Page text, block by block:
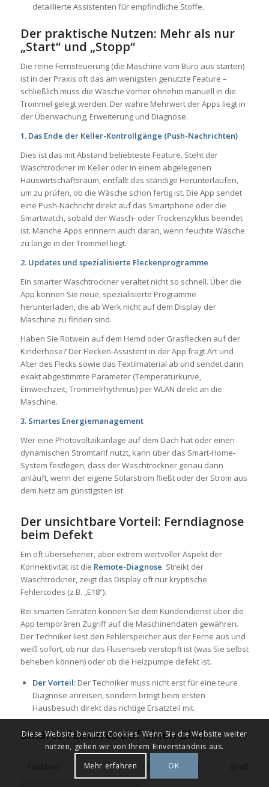
detaillierte Assistenten für empfindliche Stoffe.
Der praktische Nutzen: Mehr als nur
„Start“ und „Stopp“
Die reine Fernsteuerung (die Maschine vom Büro aus starten)
ist in der Praxis oft das am wenigsten genutzte Feature –
schließlich muss die Wäsche vorher ohnehin manuell in die
Trommel gelegt werden. Der wahre Mehrwert der Apps liegt in
der Überwachung, Erweiterung und Diagnose.
1. Das Ende der Keller-Kontrollgänge (Push-Nachrichten)
Dies ist das mit Abstand beliebteste Feature. Steht der
Waschtrockner im Keller oder in einem abgelegenen
Hauswirtschaftsraum, entfällt das ständige Herunterlaufen,
um zu prüfen, ob die Wäsche schon fertig ist. Die App sendet
eine Push-Nachricht direkt auf das Smartphone oder die
Smartwatch, sobald der Wasch- oder Trockenzyklus beendet
ist. Manche Apps erinnern auch daran, wenn feuchte Wäsche
zu lange in der Trommel liegt.
2. Updates und spezialisierte Fleckenprogramme
Ein smarter Waschtrockner veraltet nicht so schnell. Über die
App können Sie neue, spezialisierte Programme
herunterladen, die ab Werk nicht auf dem Display der
Maschine zu finden sind.
Haben Sie Rotwein auf dem Hemd oder Grasflecken auf der
Kinderhose? Der Flecken-Assistent in der App fragt Art und
Alter des Flecks sowie das Textilmaterial ab und sendet dann
exakt abgestimmte Parameter (Temperaturkurve,
Einweichzeit, Trommelrhythmus) per WLAN direkt an die
Maschine.
3. Smartes Energiemanagement
Wer eine Photovoltaikanlage auf dem Dach hat oder einen
dynamischen Stromtarif nutzt, kann über das Smart-Home-
System festlegen, dass der Waschtrockner genau dann
anläuft, wenn der eigene Solarstrom fließt oder der Strom aus
dem Netz am günstigsten ist.
Der unsichtbare Vorteil: Ferndiagnose
beim Defekt
Ein oft übersehener, aber extrem wertvoller Aspekt der
Konnektivität ist die Remote-Diagnose. Streikt der
Waschtrockner, zeigt das Display oft nur kryptische
Fehlercodes (z.B. „E18“).
Bei smarten Geräten können Sie dem Kundendienst über die
App temporären Zugriff auf die Maschinendaten gewähren.
Der Techniker liest den Fehlerspeicher aus der Ferne aus und
weiß sofort, ob nur das Flusensieb verstopft ist (was Sie selbst
beheben können) oder ob die Heizpumpe defekt ist.
Der Vorteil:Der Techniker muss nicht erst für eine teure
Diagnose anreisen, sondern bringt beim ersten
Hausbesuch direkt das richtige Ersatzteil mit.
Smarte Features auf einen Blick
Beschreibung
Diese Website benutzt Cookies. Wenn Sie die Website weiter
nutzen, gehen wir von Ihrem Einverständnis aus.
Mehr erfahren
OK